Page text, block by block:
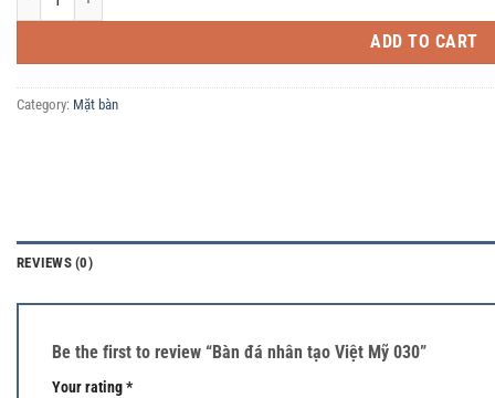
ADD TO CART
Category: Mặt bàn
REVIEWS (0)
Be the first to review “Bàn đá nhân tạo Việt Mỹ 030”
Your rating*